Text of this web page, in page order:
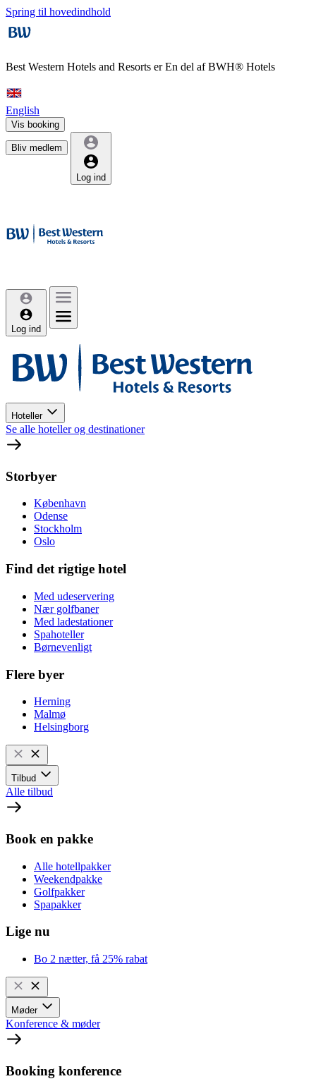
Spring til hovedindhold
Best Western Hotels and Resorts erEn del af BWH® Hotels
English
Vis booking
Bliv medlem
Log ind
Log ind
Hoteller
Se alle hoteller og destinationer
Storbyer
København
Odense
Stockholm
Oslo
Find det rigtige hotel
Med udeservering
Nær golfbaner
Med ladestationer
Spahoteller
Børnevenligt
Flere byer
Herning
Malmø
Helsingborg
Tilbud
Alle tilbud
Book en pakke
Alle hotellpakker
Weekendpakke
Golfpakker
Spapakker
Lige nu
Bo 2 nætter, få 25% rabat
Møder
Konference & møder
Booking konference